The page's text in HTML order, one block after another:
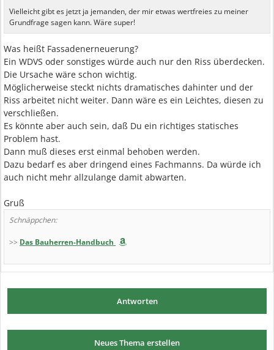
Vielleicht gibt es jetzt ja jemanden, der mir etwas wertfreies zu meiner
Grundfrage sagen kann. Wäre super!
Was heißt Fassadenerneuerung?
Ein WDVS oder sonstiges würde auch nur den Riss überdecken.
Die Ursache wäre schon wichtig.
Möglicherweise steckt nichts dramatisches dahinter und der
Riss arbeitet nicht weiter. Dann wäre es ein Leichtes, diesen zu
verschließen.
Es könnte aber auch sein, daß Du ein richtiges statisches
Problem hast.
Dann muß dieses erst einmal behoben werden.
Dazu bedarf es aber dringend eines Fachmanns. Da würde ich
auch nicht mehr allzulange damit abwarten.
Gruß
Schnäppchen:
>> Das Bauherren-Handbuch
Antworten
Neues Thema erstellen